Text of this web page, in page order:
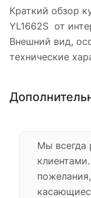
Краткий обзор
YL1662S от
Внешний вид,
технические
Мы